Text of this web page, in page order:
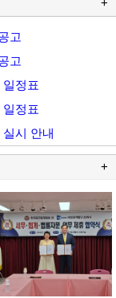
고
고
정표
정표
시 안내
+